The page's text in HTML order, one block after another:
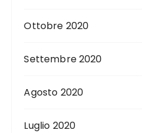
Ottobre 2020
Settembre 2020
Agosto 2020
Luglio 2020